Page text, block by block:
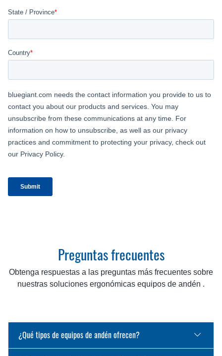
Preguntas frecuentes
Obtenga respuestas a las preguntas más frecuentes sobre
nuestras soluciones ergonómicas equipos de andén .
¿Qué tipos de equipos de andén ofrecen?